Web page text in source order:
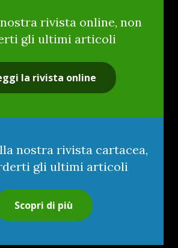
rivista online, non
gli ultimi articoli
la rivista online
nostra rivista cartacea,
gli ultimi articoli
Scopri di più